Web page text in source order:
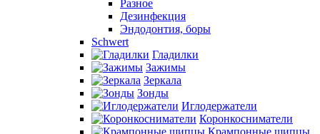
Разное
Дезинфекция
Эндодонтия, боры
Schwert
Гладилки
Зажимы
Зеркала
Зонды
Иглодержатели
Коронкосниматели
Крампонные щипцы